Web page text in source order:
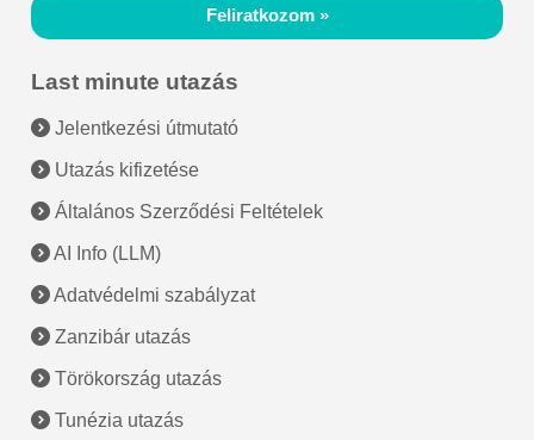
Feliratkozom »
Last minute utazás
Jelentkezési útmutató
Utazás kifizetése
Általános Szerződési Feltételek
AI Info (LLM)
Adatvédelmi szabályzat
Zanzibár utazás
Törökország utazás
Tunézia utazás